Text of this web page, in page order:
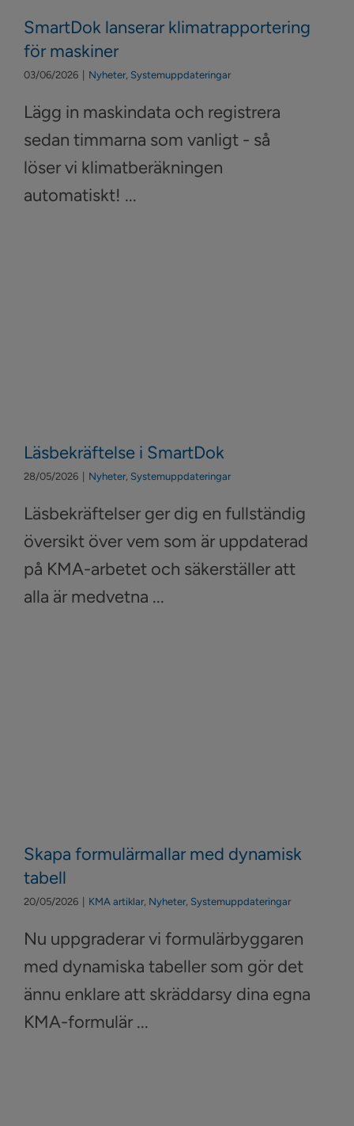
SmartDok lanserar klimatrapportering
för maskiner
03/06/2026 Nyheter, Systemuppdateringar
Lägg in maskindata och registrera
sedan timmarna som vanligt - så
löser vi klimatberäkningen
automatiskt! ...
Läsbekräftelse i SmartDok
28/05/2026 Nyheter, Systemuppdateringar
Läsbekräftelser ger dig en fullständig
översikt över vem som är uppdaterad
på KMA-arbetet och säkerställer att
alla är medvetna ...
Skapa formulärmallar med dynamisk
tabell
20/05/2026 KMA artiklar, Nyheter, Systemuppdateringar
Nu uppgraderar vi formulärbyggaren
med dynamiska tabeller som gör det
ännu enklare att skräddarsy dina egna
KMA-formulär ...